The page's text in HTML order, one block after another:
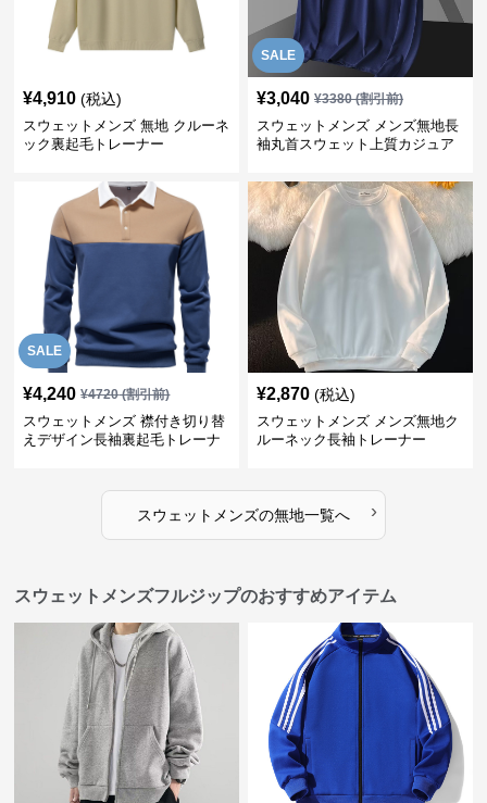
¥4,910 (税込)
スウェットメンズ 無地 クルーネ
ック裏起毛トレーナー
SALE
¥3,040 ¥3380(割引前)
スウェットメンズ メンズ無地長
袖丸首スウェット上質カジュア
SALE
¥4,240 ¥4720(割引前)
スウェットメンズ 襟付き切り替
えデザイン長袖裏起毛トレーナ
¥2,870 (税込)
スウェットメンズ メンズ無地ク
ルーネック長袖トレーナー
スウェットメンズの無地一覧へ ›
スウェットメンズフルジップのおすすめアイテム